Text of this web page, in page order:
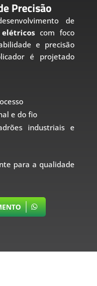
Precisão
de
com foco
e precisão
é projetado
e do fio
industriais e
para a qualidade